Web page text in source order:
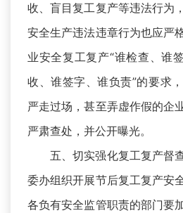
收、盲目复工复产等违法行为
安全生产违法违章行为也应严
业安全复工复产“谁检查、谁
收、谁签字、谁负责”的要求
严走过场，甚至弄虚作假的企
严肃查处，并公开曝光。
五、切实强化复工复产督
委办组织开展节后复工复产安
各负有安全监管职责的部门要